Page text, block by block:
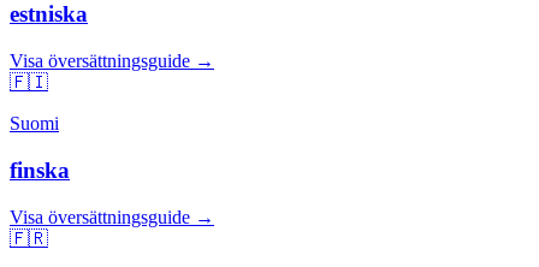
estniska
Visa översättningsguide →
🇫🇮
Suomi
finska
Visa översättningsguide →
🇫🇷